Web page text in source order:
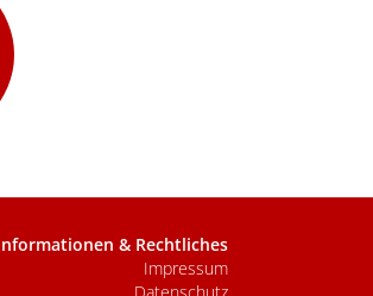
& Rechtliches
Impressum